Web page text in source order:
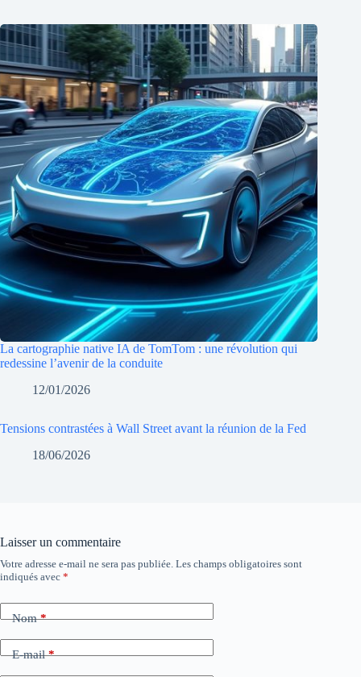
La cartographie native IA de TomTom : une révolution qui
redessine l’avenir de la conduite
12/01/2026
Tensions contrastées à Wall Street avant la réunion de la Fed
18/06/2026
Laisser un commentaire
Votre adresse e-mail ne sera pas publiée. Les champs obligatoires sont
indiqués avec *
Nom*
E-mail*